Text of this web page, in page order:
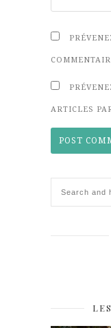
ARTICLES